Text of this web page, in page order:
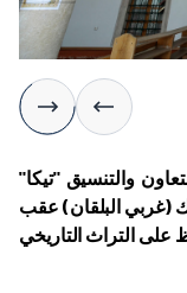
والتنسيق "تيكا"
(غربي البلقان) عقب
على التراث التاريخي